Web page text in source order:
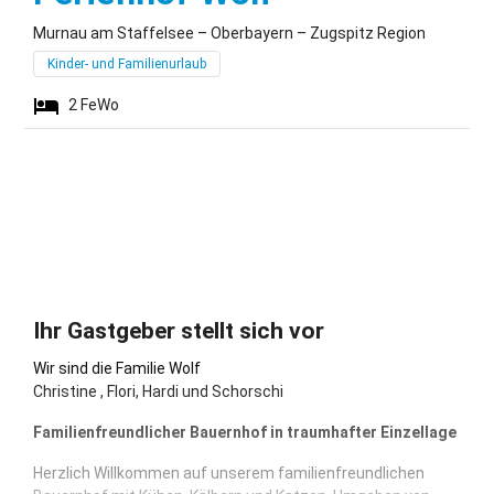
Murnau am Staffelsee – Oberbayern – Zugspitz Region
Kinder- und Familienurlaub
2 FeWo
Ihr Gastgeber stellt sich vor
Wir sind die Familie Wolf
Christine , Flori, Hardi und Schorschi
Familienfreundlicher Bauernhof in traumhafter Einzellage
Herzlich Willkommen auf unserem familienfreundlichen